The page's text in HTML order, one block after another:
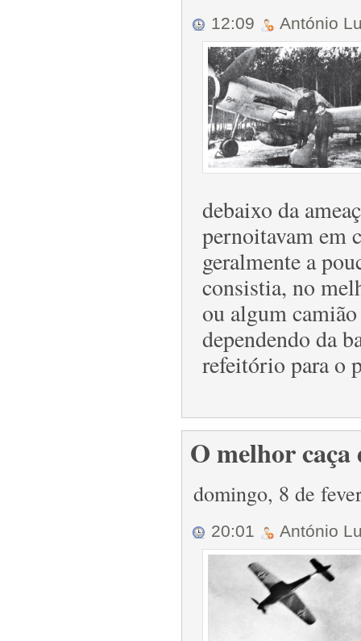
12:09 António
debaixo da
pernoitavam em
geralmente a
consistia, no
ou algum
dependendo da
refeitório para o
O melhor
domingo, 8 de
20:01 António